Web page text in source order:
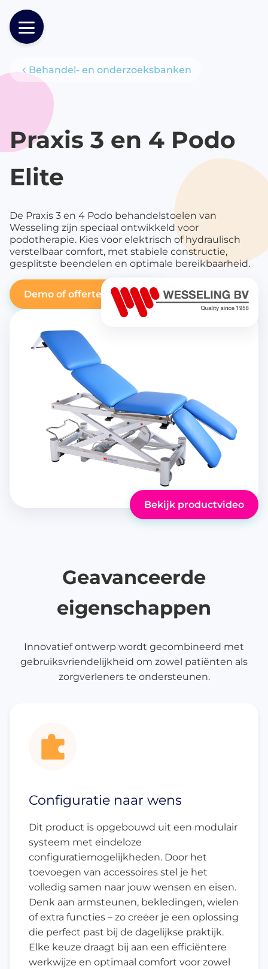
Producten
Behandel- en onderzoeksbanken
Praxis 3 en 4 Podo
Elite
De Praxis 3 en 4 Podo behandelstoelen van
Wesseling zijn speciaal ontwikkeld voor
podotherapie. Kies voor elektrisch of hydraulisch
verstelbaar comfort, met stabiele constructie,
gesplitste beendelen en optimale bereikbaarheid.
Demo of offerte aanvragen
Bekijk productvideo
Geavanceerde
eigenschappen
Innovatief ontwerp wordt gecombineerd met
gebruiksvriendelijkheid om zowel patiënten als
zorgverleners te ondersteunen.
Configuratie naar wens
Dit product is opgebouwd uit een modulair
systeem met eindeloze
configuratiemogelijkheden. Door het
toevoegen van accessoires stel je het
volledig samen naar jouw wensen en eisen.
Denk aan armsteunen, bekledingen, wielen
of extra functies – zo creëer je een oplossing
die perfect past bij de dagelijkse praktijk.
Elke keuze draagt bij aan een efficiëntere
werkwijze en optimaal comfort voor zowel